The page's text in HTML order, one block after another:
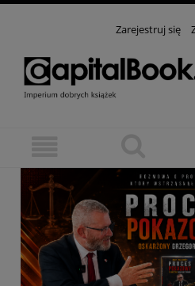
Zarejestruj się